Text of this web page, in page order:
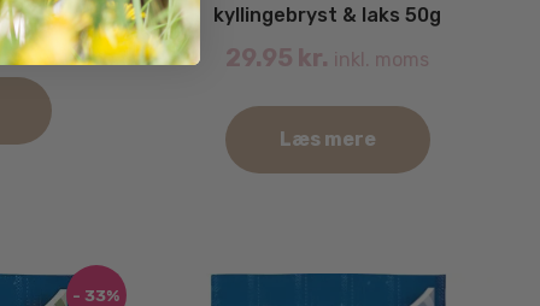
kyllingebryst & laks 50g
29.95 kr. inkl. moms
Læs mere
- 33%